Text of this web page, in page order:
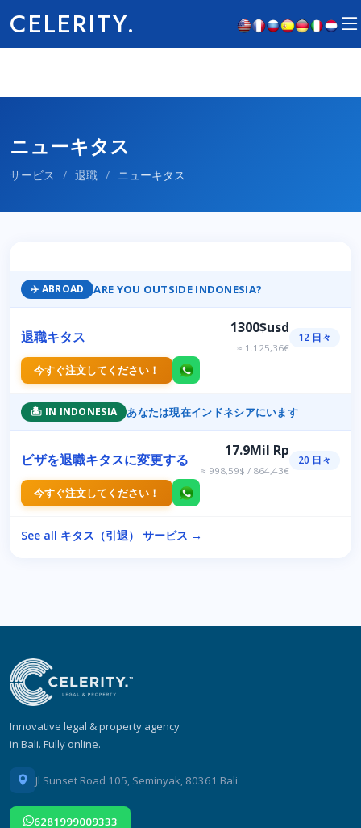
CELERITY.
ニューキタス
サービス / 退職 / ニューキタス
✈️ ABROAD ARE YOU OUTSIDE INDONESIA?
退職キタス
1300$usd
≈ 1.125,36€
12 日々
今すぐ注文してください！
🏝️ IN INDONESIA あなたは現在インドネシアにいます
ビザを退職キタスに変更する
17.9Mil Rp
≈ 998,59$ / 864,43€
20 日々
今すぐ注文してください！
See all キタス（引退） サービス →
Innovative legal & property agency
in Bali. Fully online.
Jl Sunset Road 105, Seminyak, 80361 Bali
6281999009333